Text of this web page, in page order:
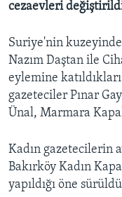
cezaevleri
Suriye'nin
Nazım Daştan ile
eylemine
gazeteciler Pınar
Ünal, Marmara
Kadın gazetecilerin
Bakırköy Kadın
yapıldığı öne